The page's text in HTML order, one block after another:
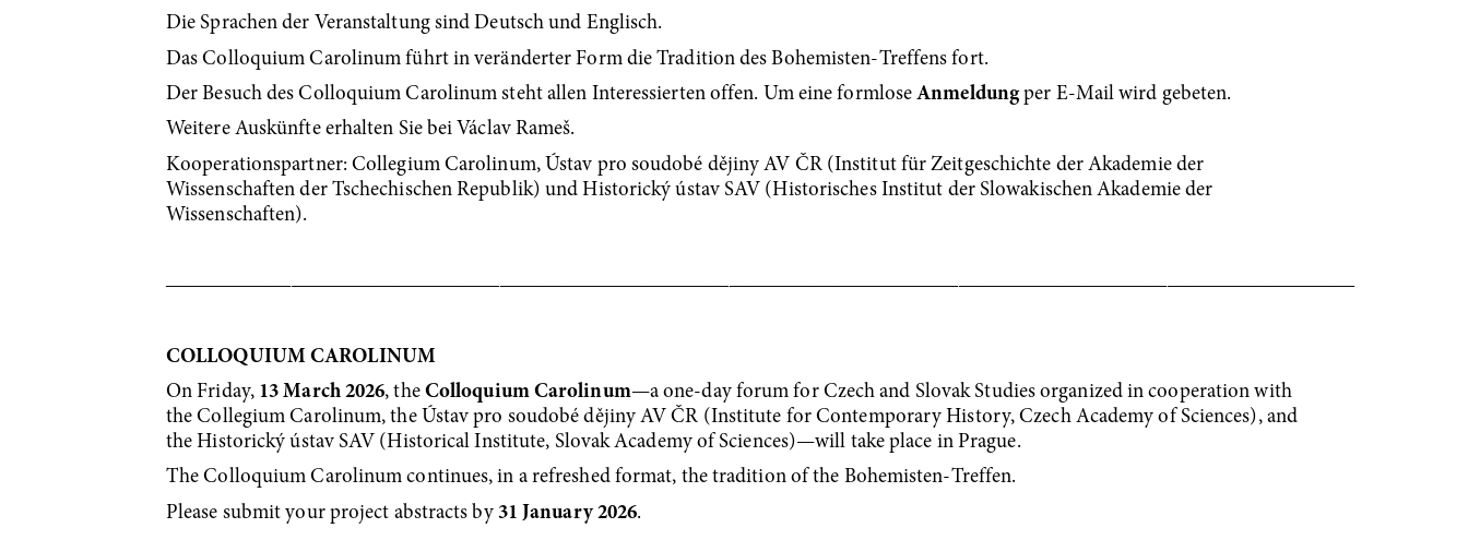
Die Sprachen der Veranstaltung sind Deutsch und Englisch.
Das Colloquium Carolinum führt in veränderter Form die Tradition des Bohemisten-Treffens fort.
Der Besuch des Colloquium Carolinum steht allen Interessierten offen. Um eine formloseAnmeldung per E-Mail wird gebeten.
Weitere Auskünfte erhalten Sie bei Václav Rameš.
Kooperationspartner: Collegium Carolinum, Ústav pro soudobé dějiny AV ČR (Institut für Zeitgeschichte der Akademie der
Wissenschaften der Tschechischen Republik) und Historický ústav SAV (Historisches Institut der Slowakischen Akademie der
Wissenschaften).
―――――――――――――――――――――――――――――――――――――――――――――――――――――――――
COLLOQUIUM CAROLINUM
On Friday, 13 March 2026, theColloquium Carolinum—a one-day forum for Czech and Slovak Studies organized in cooperation with
the Collegium Carolinum, the Ústav pro soudobé dějiny AV ČR (Institute for Contemporary History, Czech Academy of Sciences), and
the Historický ústav SAV (Historical Institute, Slovak Academy of Sciences)—will take place in Prague.
The Colloquium Carolinum continues, in a refreshed format, the tradition of the Bohemisten-Treffen.
Please submit your project abstracts by 31 January 2026.